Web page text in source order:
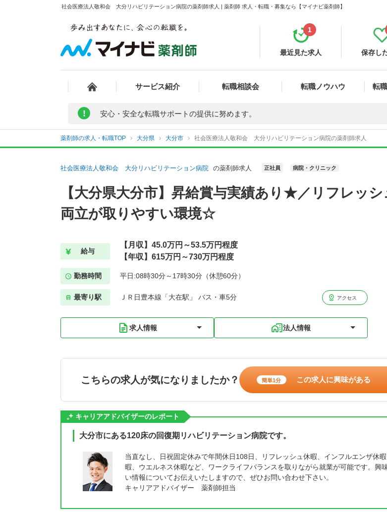
社会医療法人敬和会 大分リハビリテーション病院の薬剤師求人 | 薬剤師 求人・転職・募集なら【マイナビ薬剤師】
最近見た求人
1
保存し
サービス紹介 転職相談会 転職ノウハウ 転
! 安心・安全な転職サポートの提供に努めます。
薬剤師の求人・転職TOP 大分県 大分市 社会医療法人敬和会 大分リハビリテーション病院の薬剤師求人
社会医療法人敬和会 大分リハビリテーション病院 の薬剤師求人 正社員 病院・クリニック
【大分県大分市】昇給賞与実績あり★／リフレッ
両立が取りやすい環境☆
給与
【月収】45.0万円～53.5万円程度
【年収】615万円～730万円程度
勤務時間 平日:08時30分～17時30分（休憩60分）
最寄り駅 ＪＲ日豊本線「大在駅」 バス・車5分 アクセス
求人情報 法人情報
こちらの求人が気になりましたか？ 簡単1分 この求人に興味がある
キャリアアドバイザーのレポート
大分市にある120床の回復期リハビリテーション病院です。
当直なし、日祝固定休みで年間休日108日、リフレッシュ休暇、インフルエンザ休
暇、ウエルネス休暇など、ワークライフバランスを取りながら就業が可能です。興
い情報についてお伝えいたしますので、ぜひお問い合わせ下さい。
キャリアアドバイザー 薬剤師担当